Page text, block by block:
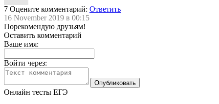
7 Оцените комментарий: Ответить
16 November 2019 в 00:15
Порекомендую друзьям!
Оставить комментарий
Ваше имя:
Войти через:
Онлайн тесты ЕГЭ